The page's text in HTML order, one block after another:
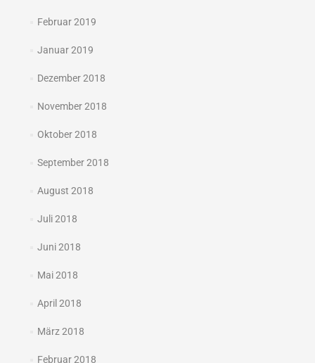
Februar 2019
Januar 2019
Dezember 2018
November 2018
Oktober 2018
September 2018
August 2018
Juli 2018
Juni 2018
Mai 2018
April 2018
März 2018
Februar 2018